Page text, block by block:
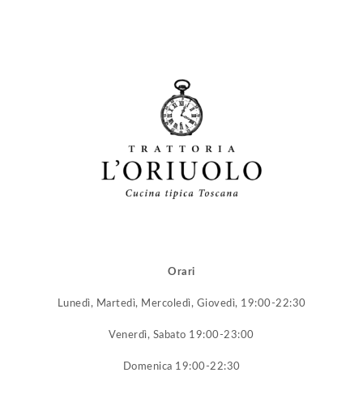
Orari
Lunedì, Martedì, Mercoledì, Giovedì, 19:00-22:30
Venerdì, Sabato 19:00-23:00
Domenica 19:00-22:30